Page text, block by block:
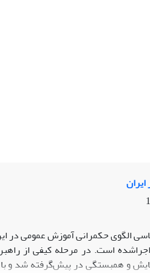
حکمرانی آموزش عمومی در
است. در مرحله کیفی از